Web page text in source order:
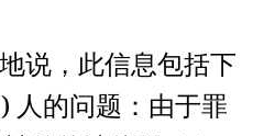
说，此信息包括下
人的问题：由于罪